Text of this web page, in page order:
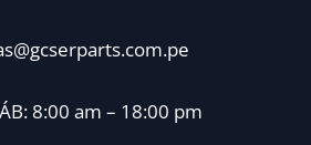
8:00 am – 18:00 pm